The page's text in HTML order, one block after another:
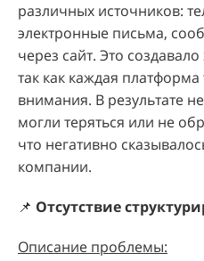
различных источников:
электронные письма,
через сайт. Это
так как каждая
внимания. В результате
могли теряться или не
что негативно
компании.
📌 Отсутствие
Описание проблемы: